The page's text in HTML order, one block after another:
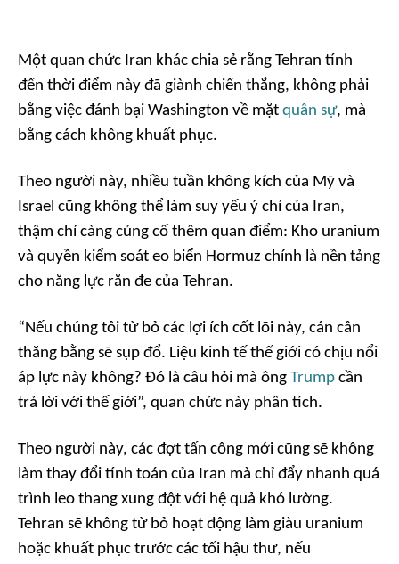
Một quan chức Iran khác chia sẻ rằng Tehran tính
đến thời điểm này đã giành chiến thắng, không phải
bằng việc đánh bại Washington về mặt quân sự, mà
bằng cách không khuất phục.
Theo người này, nhiều tuần không kích của Mỹ và
Israel cũng không thể làm suy yếu ý chí của Iran,
thậm chí càng củng cố thêm quan điểm: Kho uranium
và quyền kiểm soát eo biển Hormuz chính là nền tảng
cho năng lực răn đe của Tehran.
“Nếu chúng tôi từ bỏ các lợi ích cốt lõi này, cán cân
thăng bằng sẽ sụp đổ. Liệu kinh tế thế giới có chịu nổi
áp lực này không? Đó là câu hỏi mà ông Trump cần
trả lời với thế giới”, quan chức này phân tích.
Theo người này, các đợt tấn công mới cũng sẽ không
làm thay đổi tính toán của Iran mà chỉ đẩy nhanh quá
trình leo thang xung đột với hệ quả khó lường.
Tehran sẽ không từ bỏ hoạt động làm giàu uranium
hoặc khuất phục trước các tối hậu thư, nếu